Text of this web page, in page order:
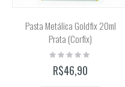
Pasta Metálica Goldfix 20ml
Prata (Corfix)
Rating:
0%
R$46,90